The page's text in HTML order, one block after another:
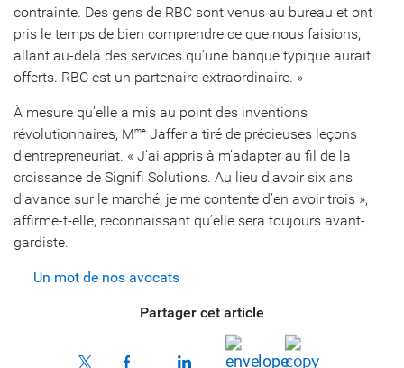
contrainte. Des gens de RBC sont venus au bureau et ont
pris le temps de bien comprendre ce que nous faisions,
allant au-delà des services qu’une banque typique aurait
offerts. RBC est un partenaire extraordinaire. »
À mesure qu’elle a mis au point des inventions
révolutionnaires, Mme Jaffer a tiré de précieuses leçons
d’entrepreneuriat. « J’ai appris à m’adapter au fil de la
croissance de Signifi Solutions. Au lieu d’avoir six ans
d’avance sur le marché, je me contente d’en avoir trois »,
affirme-t-elle, reconnaissant qu’elle sera toujours avant-
gardiste.
Un mot de nos avocats
Partager cet article